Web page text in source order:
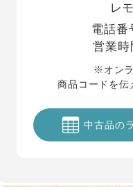
レ
電話番
営業時
※オン
商品コードを伝
中古品の